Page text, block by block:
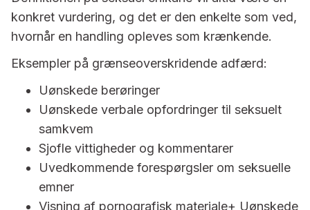
konkret vurdering, og det er den enkelte som ved,
hvornår en handling opleves som krænkende.
Eksempler på grænseoverskridende adfærd:
Uønskede berøringer
Uønskede verbale opfordringer til seksuelt
samkvem
Sjofle vittigheder og kommentarer
Uvedkommende forespørgsler om seksuelle
emner
Visning af pornografisk materiale+ Uønskede